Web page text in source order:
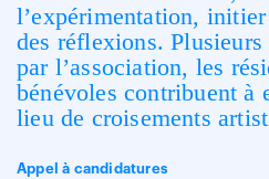
l’expérimentation,
des réflexions. Plusieurs
par l’association, les
bénévoles contribuent à
lieu de croisements
Appel à candidatures